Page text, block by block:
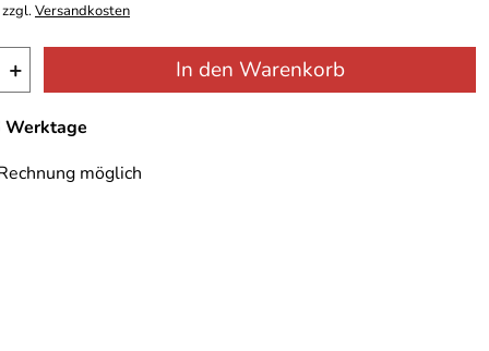
Versandkosten
+ In den Warenkorb
Werktage
möglich